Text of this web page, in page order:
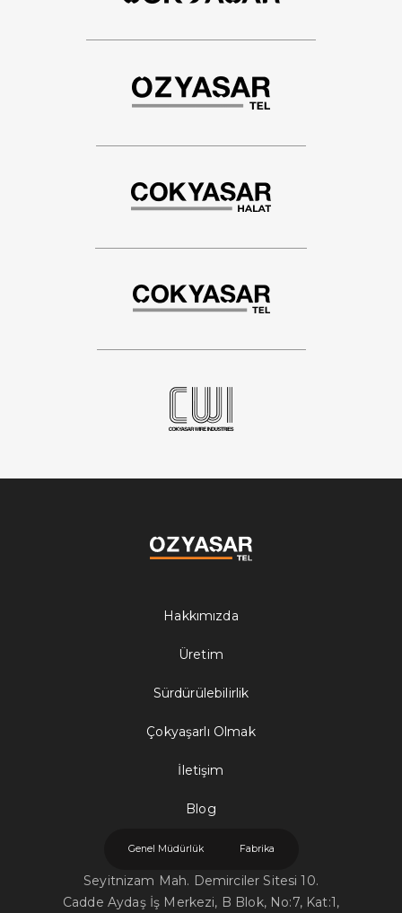
Hakkımızda
Üretim
Sürdürülebilirlik
Çokyaşarlı Olmak
İletişim
Blog
Genel Müdürlük Fabrika
Seyitnizam Mah. Demirciler Sitesi 10.
Cadde Aydaş İş Merkezi, B Blok, No:7, Kat:1,